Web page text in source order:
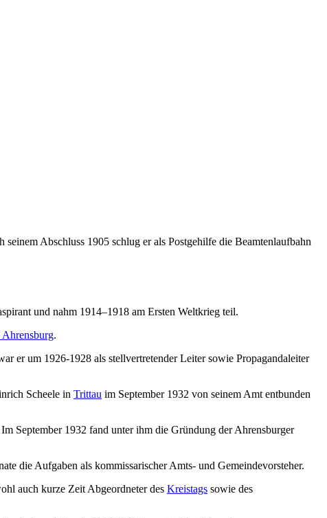
Abschluss 1905 schlug er als Postgehilfe die Beamtenlaufbahn
und nahm 1914–1918 am Ersten Weltkrieg teil.
Ahrensburg.
er um 1926-1928 als stellvertretender Leiter sowie Propagandaleiter
Scheele in Trittau im September 1932 von seinem Amt entbunden
September 1932 fand unter ihm die Gründung der Ahrensburger
die Aufgaben als kommissarischer Amts- und Gemeindevorsteher.
auch kurze Zeit Abgeordneter des Kreistags sowie des